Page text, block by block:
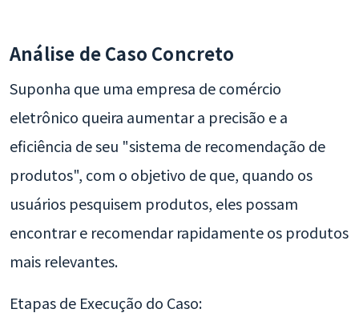
Análise de Caso Concreto
Suponha que uma empresa de comércio
eletrônico queira aumentar a precisão e a
eficiência de seu "sistema de recomendação de
produtos", com o objetivo de que, quando os
usuários pesquisem produtos, eles possam
encontrar e recomendar rapidamente os produtos
mais relevantes.
Etapas de Execução do Caso: